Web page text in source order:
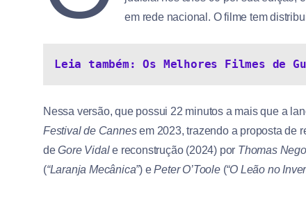
em rede nacional. O filme tem
Leia também: Os Melhores Filmes de
Nessa versão, que possui 22 minutos a mais que a
Festival de Cannesem 2023, trazendo a proposta de
deGore Vidale reconstrução (2024) por Thomas
(“Laranja Mecânica”) ePeter O’Toole(“O Leão no